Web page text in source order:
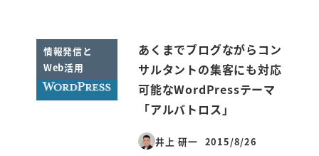
情報発信と
Web活用
あくまでブログながらコン
サルタントの集客にも対応
可能なWordPressテーマ
「アルバトロス」
井上 研一
投稿日
2015/8/26